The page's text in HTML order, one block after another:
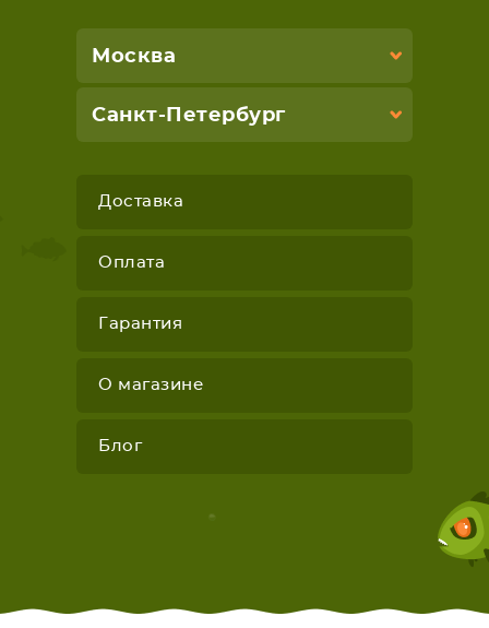
Москва
Санкт-Петербург
Доставка
Оплата
Гарантия
О магазине
Блог